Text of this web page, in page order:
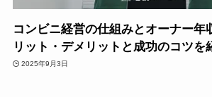
コンビニ経営の仕組みとオーナー年
リット・デメリットと成功のコツを
2025年9月3日